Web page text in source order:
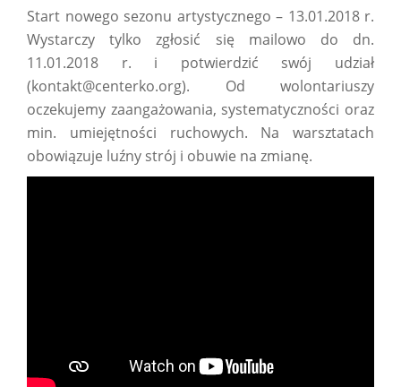
Start nowego sezonu artystycznego – 13.01.2018 r.
Wystarczy tylko zgłosić się mailowo do dn.
11.01.2018 r. i potwierdzić swój udział
(kontakt@centerko.org). Od wolontariuszy
oczekujemy zaangażowania, systematyczności oraz
min. umiejętności ruchowych. Na warsztatach
obowiązuje luźny strój i obuwie na zmianę.